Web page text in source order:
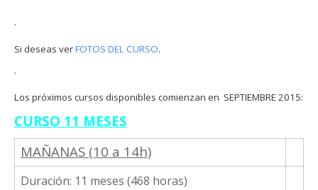
·
Si deseas verFOTOS DEL CURSO.
·
Los próximos cursos disponibles comienzan en SEPTIEMBRE 2015:
CURSO 11 MESES
MAÑANAS (10 a 14h)
Duración: 11 meses (468 horas)